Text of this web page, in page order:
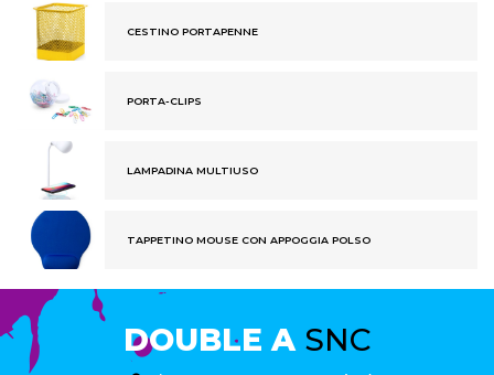
CESTINO PORTAPENNE
PORTA-CLIPS
LAMPADINA MULTIUSO
TAPPETINO MOUSE CON APPOGGIA POLSO
DOUBLE A SNC